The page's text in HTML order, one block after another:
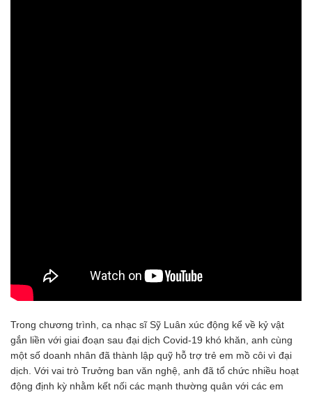
Trong chương trình, ca nhạc sĩ Sỹ Luân xúc động kể về kỷ vật
gắn liền với giai đoạn sau đại dịch Covid-19 khó khăn, anh cùng
một số doanh nhân đã thành lập quỹ hỗ trợ trẻ em mồ côi vì đại
dịch. Với vai trò Trưởng ban văn nghệ, anh đã tổ chức nhiều hoạt
động định kỳ nhằm kết nối các mạnh thường quân với các em